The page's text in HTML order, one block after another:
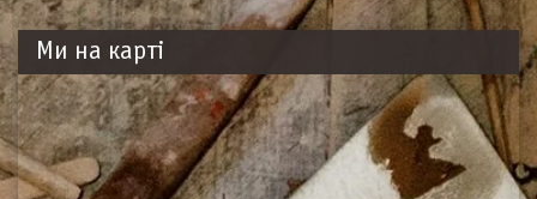
Ми на карті